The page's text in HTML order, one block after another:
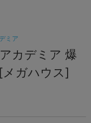
ミア
カデミア 爆
ガハウス]